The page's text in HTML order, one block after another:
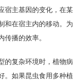
宿主基因的变化，在
和在宿主内的移动。
传播的效率。
的复杂环境时，植物
。如果昆虫食用多种